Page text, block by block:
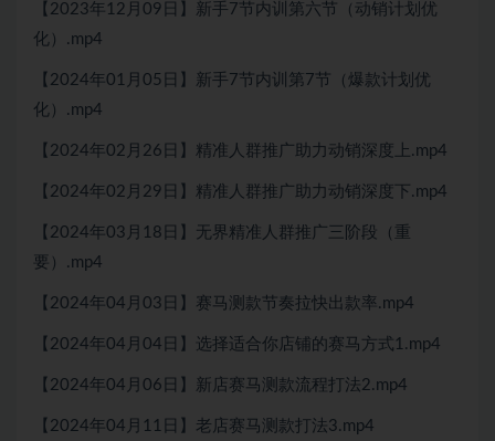
【2023年12月09日】新手7节内训第六节（动销计划优
化）.mp4
【2024年01月05日】新手7节内训第7节（爆款计划优
化）.mp4
【2024年02月26日】精准人群推广助力动销深度上.mp4
【2024年02月29日】精准人群推广助力动销深度下.mp4
【2024年03月18日】无界精准人群推广三阶段（重
要）.mp4
【2024年04月03日】赛马测款节奏拉快出款率.mp4
【2024年04月04日】选择适合你店铺的赛马方式1.mp4
【2024年04月06日】新店赛马测款流程打法2.mp4
【2024年04月11日】老店赛马测款打法3.mp4